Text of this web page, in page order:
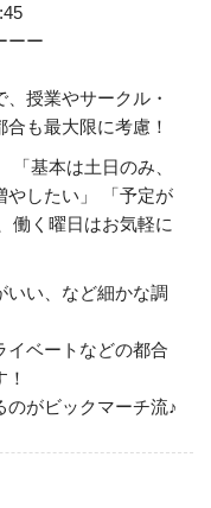
ーー
授業やサークル・
も最大限に考慮！
「基本は土日のみ、
したい」
「予定が
働く曜日はお気軽に
いい、など細かな調
イベートなどの都合
がビックマーチ流♪